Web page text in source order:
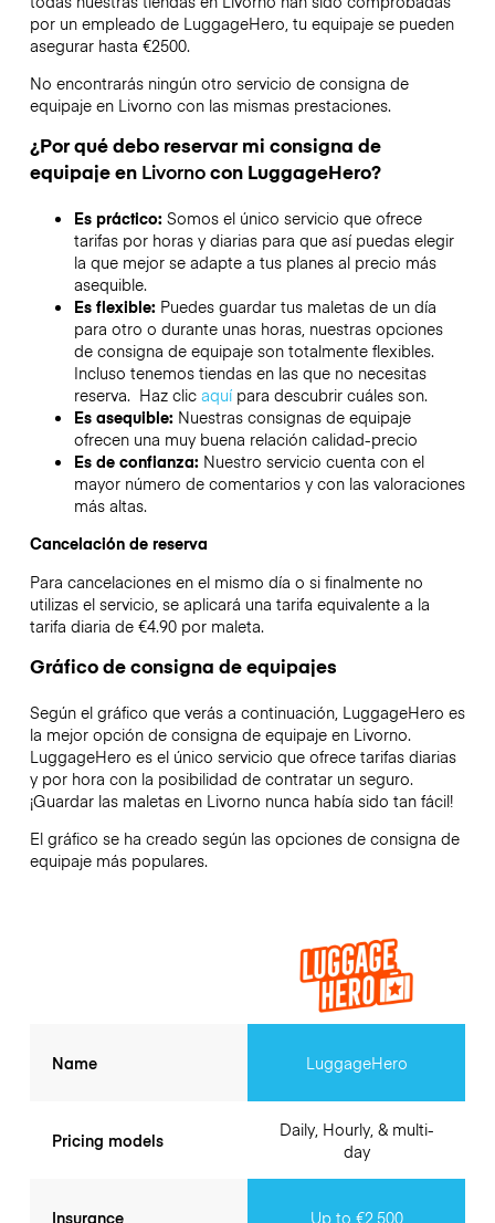
por un empleado de LuggageHero, tu equipaje se pueden
asegurar hasta €2500.
No encontrarás ningún otro servicio de consigna de
equipaje en Livorno con las mismas prestaciones.
¿Por qué debo reservar mi consigna de
equipaje en Livornocon LuggageHero?
Es práctico: Somos el único servicio que ofrece
tarifas por horas y diarias para que así puedas elegir
la que mejor se adapte a tus planes al precio más
asequible.
Es flexible: Puedes guardar tus maletas de un día
para otro o durante unas horas, nuestras opciones
de consigna de equipaje son totalmente flexibles.
Incluso tenemos tiendas en las que no necesitas
reserva. Haz clic aquípara descubrir cuáles son.
Es asequible: Nuestras consignas de equipaje
ofrecen una muy buena relación calidad-precio
Es de confianza: Nuestro servicio cuenta con el
mayor número de comentarios y con las valoraciones
más altas.
Cancelación de reserva
Para cancelaciones en el mismo día o si finalmente no
utilizas el servicio, se aplicará una tarifa equivalente a la
tarifa diaria de €4.90 por maleta.
Gráfico de consigna de equipajes
Según el gráfico que verás a continuación, LuggageHero es
la mejor opción de consigna de equipaje en Livorno.
LuggageHero es el único servicio que ofrece tarifas diarias
y por hora con la posibilidad de contratar un seguro.
¡Guardar las maletas en Livorno nunca había sido tan fácil!
El gráfico se ha creado según las opciones de consigna de
equipaje más populares.
Name
Pricing models
Insurance
LuggageHero
Daily, Hourly, & multi-
day
Up to €2,500